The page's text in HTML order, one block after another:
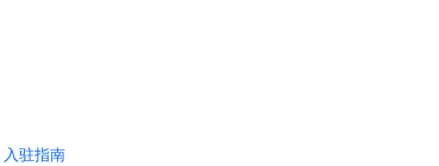
入驻指南